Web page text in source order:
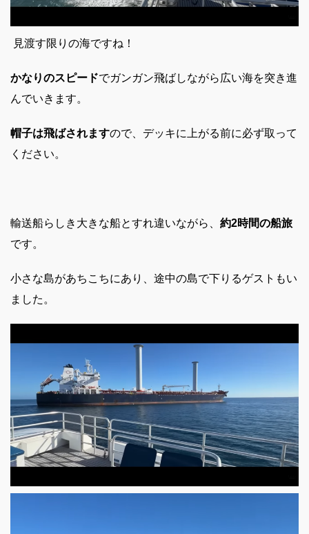
見渡す限りの海ですね！
かなりのスピードでガンガン飛ばしながら広い海を突き進
んでいきます。
帽子は飛ばされますので、デッキに上がる前に必ず取って
ください。
輸送船らしき大きな船とすれ違いながら、 約2時間の船旅
です。
小さな島があちこちにあり、途中の島で下りるゲストもい
ました。